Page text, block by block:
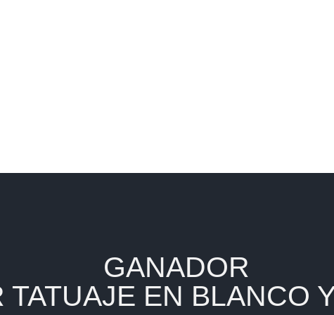
GANADOR
TATUAJE EN BLANCO